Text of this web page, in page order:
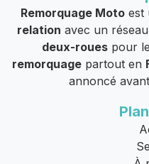
Remorquage Motoest
relation avec un
deux-roues pour le
remorquagepartout en
annoncé